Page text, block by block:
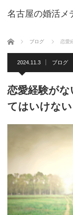
名古屋の婚活メ
ホーム ブログ 恋愛
2024.11.3 ブログ
恋愛経験が
てはいけない